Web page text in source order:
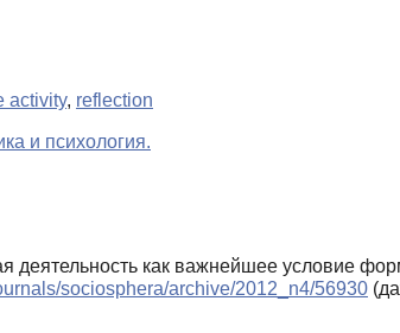
activity, reflection
и психология.
как важнейшее условие
sociosphera/archive/2012_n4/56930